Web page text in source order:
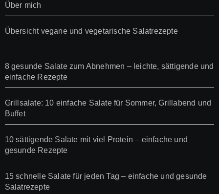
Über mich
Übersicht vegane und vegetarische Salatrezepte
8 gesunde Salate zum Abnehmen – leichte, sättigende und
einfache Rezepte
Grillsalate: 10 einfache Salate für Sommer, Grillabend und
Buffet
10 sättigende Salate mit viel Protein – einfache und
gesunde Rezepte
15 schnelle Salate für jeden Tag – einfache und gesunde
Salatrezepte